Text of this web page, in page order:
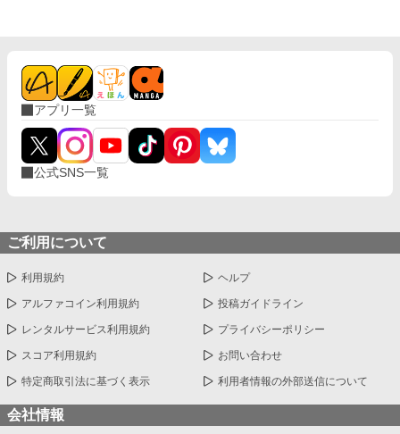
アプリ一覧
公式SNS一覧
ご利用について
利用規約 ヘルプ
アルファコイン利用規約 投稿ガイドライン
レンタルサービス利用規約 プライバシーポリシー
スコア利用規約 お問い合わせ
特定商取引法に基づく表示 利用者情報の外部送信について
会社情報